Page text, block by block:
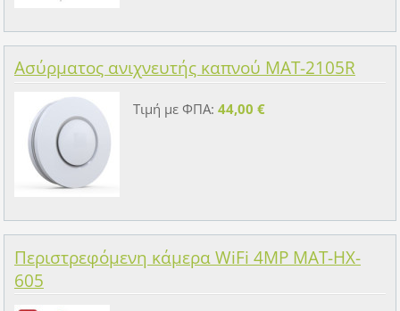
Ασύρματος ανιχνευτής καπνού MAT-2105R
Τιμή με ΦΠΑ: 44,00 €
Περιστρεφόμενη κάμερα WiFi 4MP MAT-HX-
605